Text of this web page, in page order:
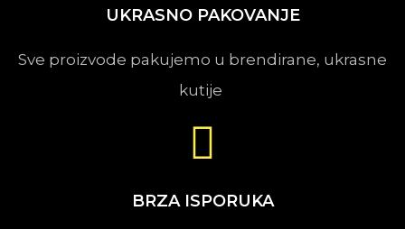
UKRASNO PAKOVANJE
Sve proizvode pakujemo u brendirane, ukrasne
kutije
BRZA ISPORUKA